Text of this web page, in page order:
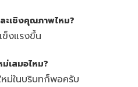
ะเชิงคุณภาพไหม?
ข็งแรงขึ้น
เสมอไหม?
หม่ในบริบทก็พอครับ